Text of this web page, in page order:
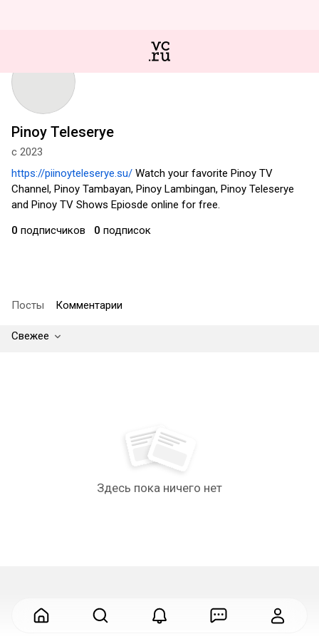
Pinoy Teleserye
с 2023
https://piinoyteleserye.su/ Watch your favorite Pinoy TV
Channel, Pinoy Tambayan, Pinoy Lambingan, Pinoy Teleserye
and Pinoy TV Shows Epiosde online for free.
0 подписчиков 0 подписок
Посты Комментарии
Свежее
Здесь пока ничего нет